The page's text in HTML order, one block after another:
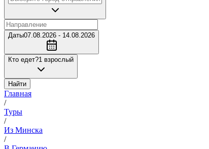
Даты07.08.2026 - 14.08.2026
Кто едет?1 взрослый
Найти
Главная
/
Туры
/
Из Минска
/